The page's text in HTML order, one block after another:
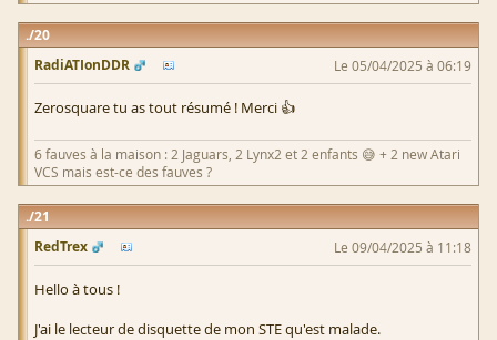
20
RadiATIonDDR
Le 05/04/2025 à 06:19
Zerosquare tu as tout résumé ! Merci 👍
6 fauves à la maison : 2 Jaguars, 2 Lynx2 et 2 enfants 😅 + 2 new Atari
VCS mais est-ce des fauves ?
21
RedTrex
Le 09/04/2025 à 11:18
Hello à tous !
J'ai le lecteur de disquette de mon STE qu'est malade.